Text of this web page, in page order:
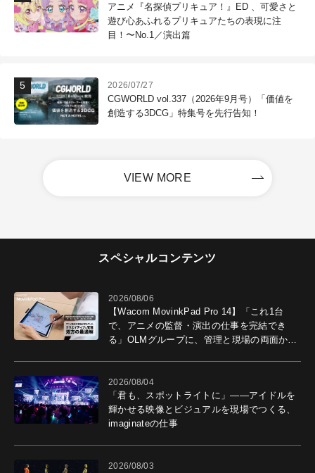
アニメ『名探偵プリキュア！』ED 、可愛さと
遊び心あふれるプリキュアたちの表現に注
目！〜No.1／演出篇
2026/07/27
CGWORLD vol.337（2026年9月号）「価値を
創造する3DCG」特集号を先行告知！
VIEW MORE
スペシャルコンテンツ
2026/08/06
【Wacom MovinkPad Pro 14】「これ1台
で、アニメの監督・演出の仕事を完結でき
る」OLMグループに、管理と現場の両面から
2026/08/04
「君も、スポットライトに」――アイドルを
輝かせる映像とビジュアルを現場でつくる、
imaginateの仕事
2026/08/03